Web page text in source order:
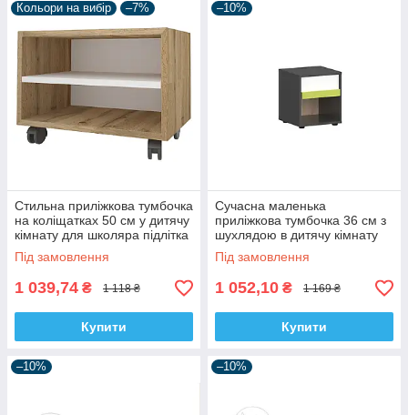
Кольори на вибір –7%
Стильна приліжкова тумбочка
на коліщатках 50 см у дитячу
кімнату для школяра підлітка
Бергамо Ліон
Під замовлення
1 039,74 ₴ 1 118 ₴
Купити
–10%
Сучасна маленька
приліжкова тумбочка 36 см з
шухлядою в дитячу кімнату
ЛДСП Алекс ВМВ Холдинг
Під замовлення
1 052,10 ₴ 1 169 ₴
Купити
–10% –10%